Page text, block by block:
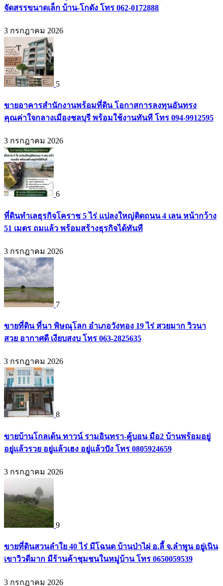
จัดสรรขนาดเล็ก บ้าน-โกดัง โทร 062-0172888
3 กรกฎาคม 2026
5
ขายอาคารสำนักงานพร้อมที่ดิน โอกาสการลงทุนอันทรง
คุณค่าใจกลางเมืองชลบุรี พร้อมใช้งานทันที โทร 094-9912595
3 กรกฎาคม 2026
6
ที่ดินทำเลธุรกิจโคราช 5 ไร่ แปลงใหญ่ติดถนน 4 เลน หน้ากว้าง
51 เมตร ถมแล้ว พร้อมสร้างธุรกิจได้ทันที
3 กรกฎาคม 2026
7
ขายที่ดิน ที่นา พิษณุโลก อำเภอวังทอง 19 ไร่ สวยมาก วิวนา
สวย อากาศดี เงียบสงบ โทร 063-2825635
3 กรกฎาคม 2026
8
ขายบ้านโกลเด้น ทาวน์ รามอินทรา-คู้บอน มือ2 บ้านพร้อมอยู่
อยู่แล้วรวย อยู่แล้วเฮง อยู่แล้วปัง โทร 0805924659
3 กรกฎาคม 2026
9
ขายที่ดินสวนลำใย 40 ไร่ มีโฉนด บ้านป่าไผ่ อ.ลี้ จ.ลำพูน อยู่เนิน
เขาวิวดีมาก มีร้านค้าชุมชนในหมู่บ้าน โทร 0650059539
3 กรกฎาคม 2026